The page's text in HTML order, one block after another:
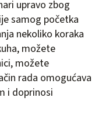
upravo zbog
samog početka
nekoliko koraka
možete
možete
rada omogućava
i doprinosi